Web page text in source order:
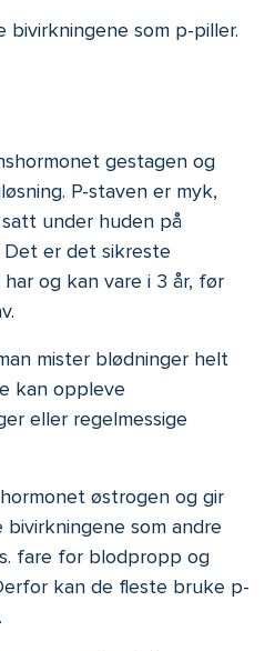
bivirkningene som p-piller.
gestagen og
P-staven er myk,
under huden på
Det er det sikreste
og kan vare i 3 år, før
mister blødninger helt
kan oppleve
eller regelmessige
østrogen og gir
som andre
fare for blodpropp og
kan de fleste bruke p-